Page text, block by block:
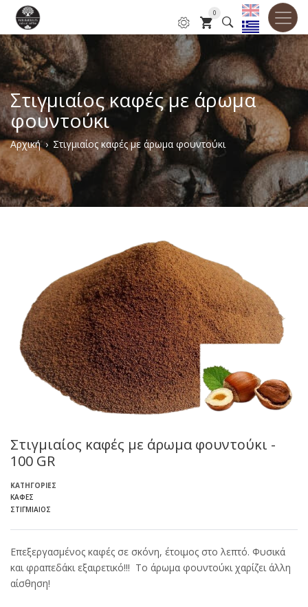
Παράκαμψη
προς
το
κυρίως
περιεχόμενο
0
Στιγμιαίος καφές με άρωμα
φουντούκι
Breadcrumb
Αρχική Στιγμιαίος καφές με άρωμα φουντούκι
Στιγμιαίος καφές με άρωμα φουντούκι -
100 GR
ΚΑΤΗΓΟΡΊΕΣ
ΚΑΦΈΣ
ΣΤΙΓΜΙΑΊΟΣ
Επεξεργασμένος καφές σε σκόνη, έτοιμος στο λεπτό. Φυσικά
και φραπεδάκι εξαιρετικό!!! Το άρωμα φουντούκι χαρίζει άλλη
αίσθηση!